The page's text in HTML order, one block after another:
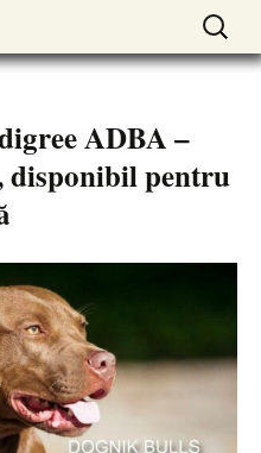
DOGNIK
APBT
Найти:
ADBA –
disponibil pentru